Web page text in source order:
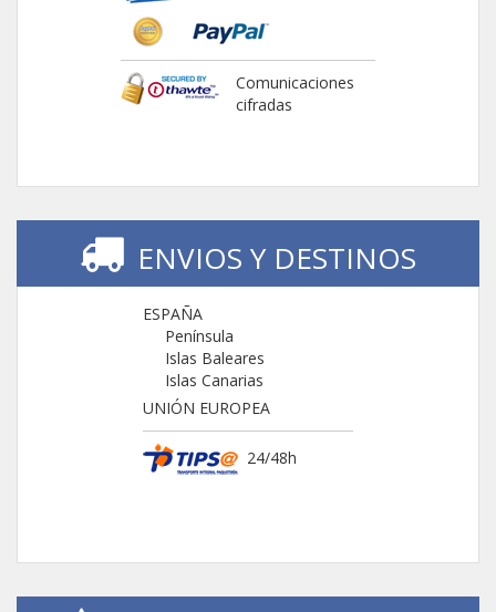
Comunicaciones
cifradas
ENVIOS Y DESTINOS
ESPAÑA
Península
Islas Baleares
Islas Canarias
UNIÓN EUROPEA
24/48h